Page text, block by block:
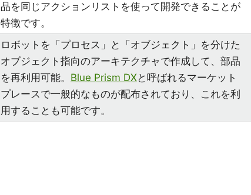
品を同じアクションリストを使って開発できることが
特徴です。
ロボットを「プロセス」と「オブジェクト」を分けた
オブジェクト指向のアーキテクチャで作成して、部品
を再利用可能。 Blue Prism DXと呼ばれるマーケット
プレースで一般的なものが配布されており、これを利
用することも可能です。